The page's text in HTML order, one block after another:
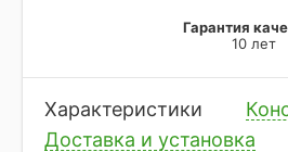
Гарантия
10 лет
Характеристики
Доставка и установка